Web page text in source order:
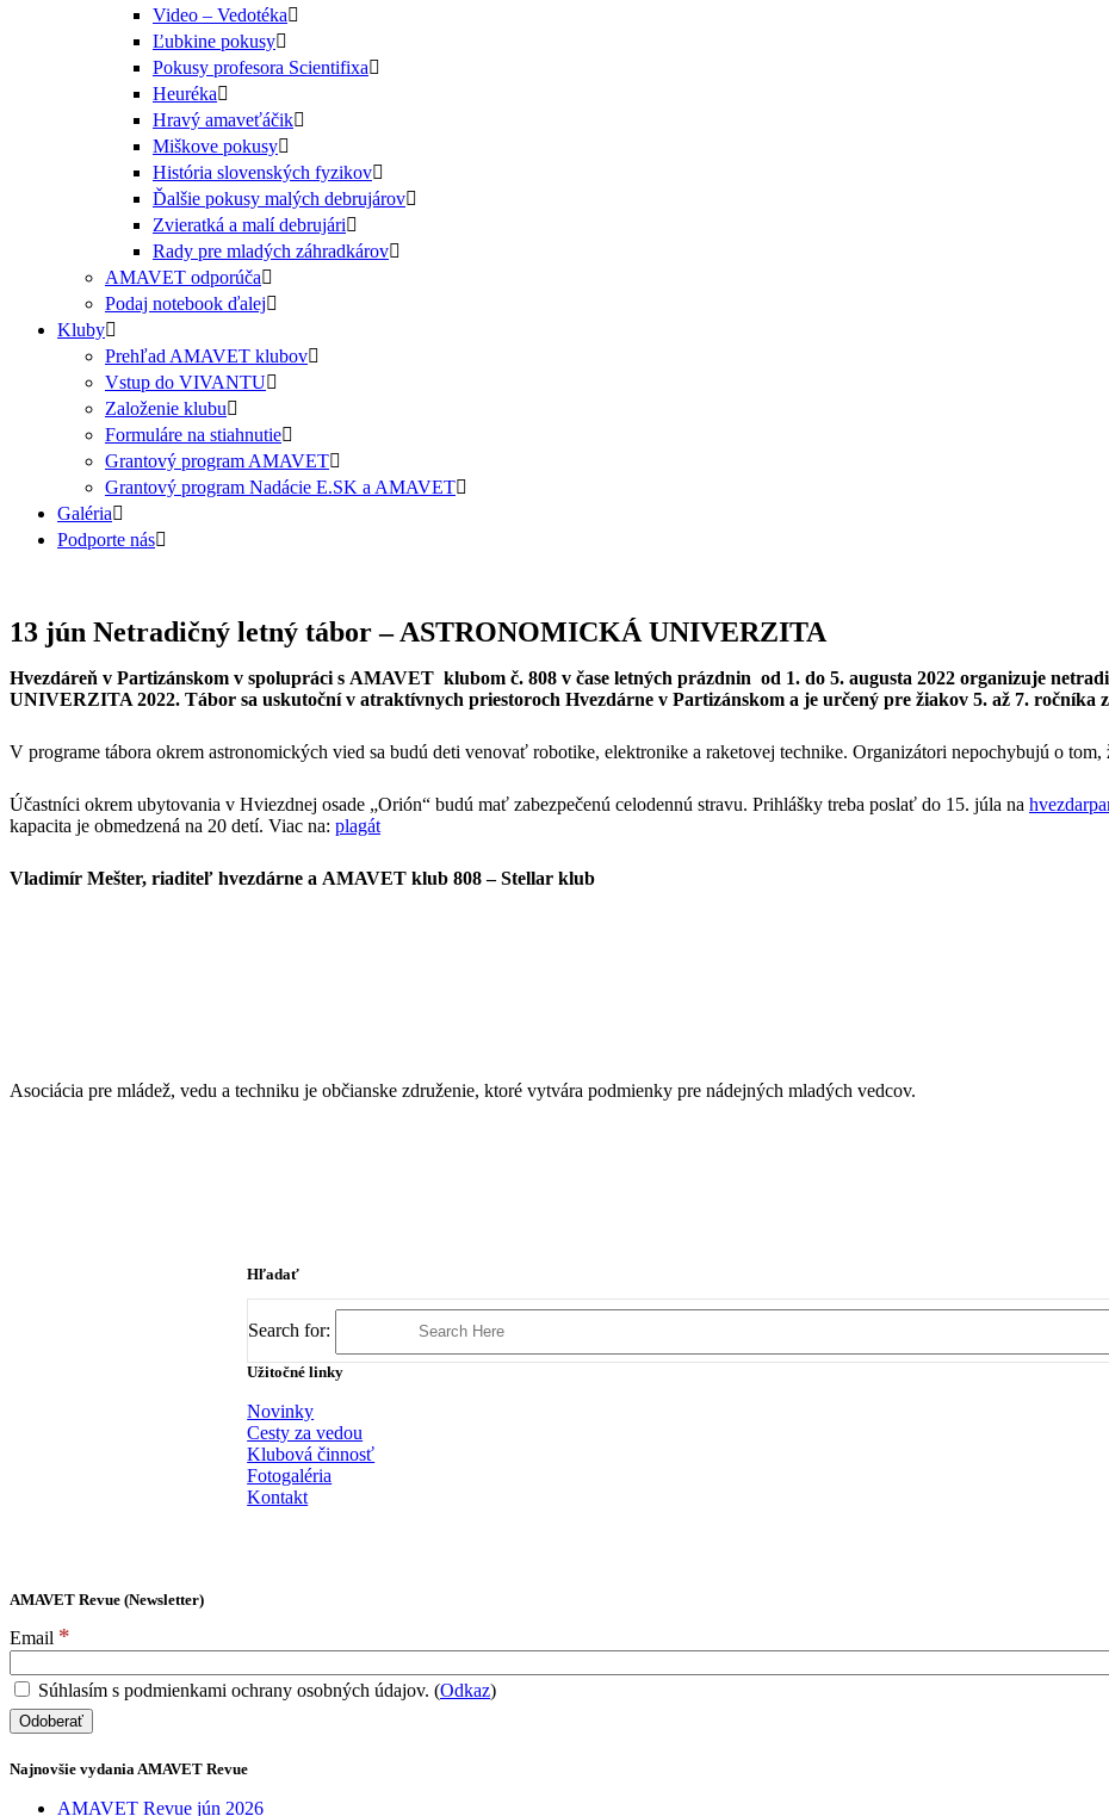
Video – Vedotéka
Ľubkine pokusy
Pokusy profesora Scientifixa
Heuréka
Hravý amaveťáčik
Miškove pokusy
História slovenských fyzikov
Ďalšie pokusy malých debrujárov
Zvieratká a malí debrujári
Rady pre mladých záhradkárov
AMAVET odporúča
Podaj notebook ďalej
Kluby
Prehľad AMAVET klubov
Vstup do VIVANTU
Založenie klubu
Formuláre na stiahnutie
Grantový program AMAVET
Grantový program Nadácie E.SK a AMAVET
Galéria
Podporte nás
13 jún Netradičný letný tábor – ASTRONOMICKÁ UNIVERZITA
Hvezdáreň v Partizánskom v spolupráci s AMAVET klubom č. 808 v čase letných prázdnin od 1. do 5. augusta 2022 organizuje
UNIVERZITA 2022. Tábor sa uskutoční v atraktívnych priestoroch Hvezdárne v Partizánskom a je určený pre žiakov 5. až 7. ročníka
V programe tábora okrem astronomických vied sa budú deti venovať robotike, elektronike a raketovej technike. Organizátori nepochybujú o tom,
Účastníci okrem ubytovania v Hviezdnej osade „Orión“ budú mať zabezpečenú celodennú stravu. Prihlášky treba poslať do 15. júla na
kapacita je obmedzená na 20 detí. Viac na: plagát
Vladimír Mešter, riaditeľ hvezdárne a AMAVET klub 808 – Stellar klub
Asociácia pre mládež, vedu a techniku je občianske združenie, ktoré vytvára podmienky pre nádejných mladých vedcov.
Hľadať
Search for:
Užitočné linky
Novinky
Cesty za vedou
Klubová činnosť
Fotogaléria
Kontakt
AMAVET Revue (Newsletter)
Email *
Súhlasím s podmienkami ochrany osobných údajov. (Odkaz)
Najnovšie vydania AMAVET Revue
AMAVET Revue jún 2026